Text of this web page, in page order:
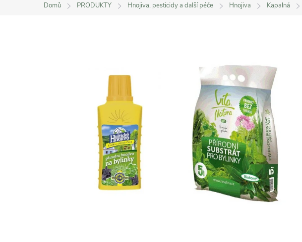
Domů PRODUKTY Hnojiva, pesticidy a další péče Hnojiva Kapalná